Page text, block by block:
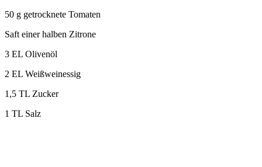
50 g getrocknete Tomaten
Saft einer halben Zitrone
3 EL Olivenöl
2 EL Weißweinessig
1,5 TL Zucker
1 TL Salz